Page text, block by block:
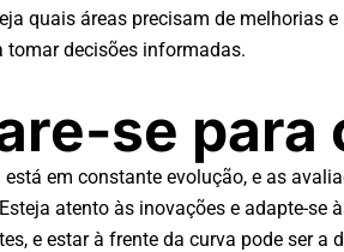
quais áreas precisam de melhorias
tomar decisões informadas.
se para
em constante evolução, e as
atento às inovações e adapte-
e estar à frente da curva pode ser a